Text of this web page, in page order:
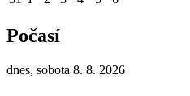
Počasí
dnes, sobota 8. 8. 2026